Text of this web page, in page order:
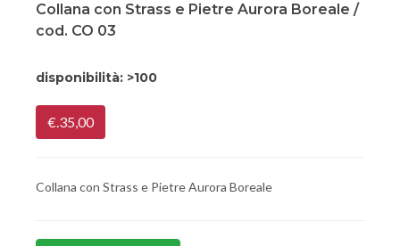
Collana con Strass e Pietre Aurora Boreale /
cod. CO 03
disponibilità: >100
€.35,00
Collana con Strass e Pietre Aurora Boreale